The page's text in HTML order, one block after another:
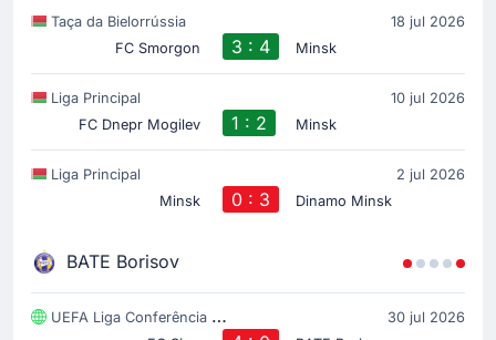
Taça da Bielorrússia
18 jul 2026
FC Smorgon
3 : 4 Minsk
Liga Principal
10 jul 2026
FC Dnepr Mogilev
1 : 2 Minsk
Liga Principal
2 jul 2026
Minsk
0 : 3 Dinamo Minsk
BATE Borisov
UEFA Liga Conferência da Europa
30 jul 2026